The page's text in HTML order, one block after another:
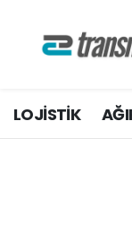
LOJİSTİK
TİCARİ
Nöbetçi
Hava